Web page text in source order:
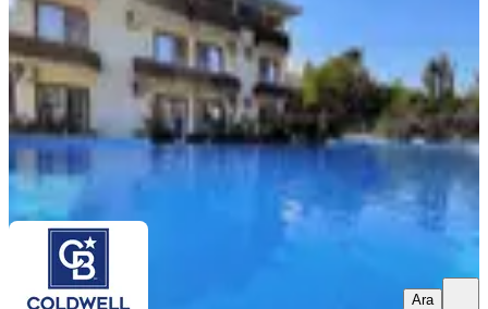
29.01.2026
75.000.000 ₺
COLDWELL BANKER NOKTAÖzcan Kıras
Ara
Ara